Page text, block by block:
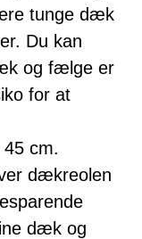
tunge dæk
Du kan
og fælge er
for at
cm.
dækreolen
dæk og